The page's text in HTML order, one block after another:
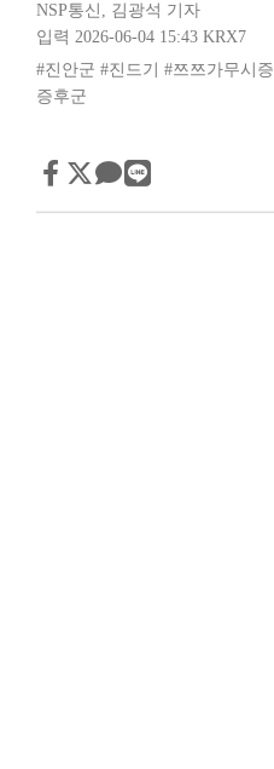
NSP통신 , 김광석 기자
입력 2026-06-04 15:43 KRX7
#진안군 #진드기 #쯔쯔가무시증
증후군